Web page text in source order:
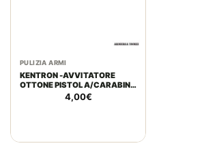
PULIZIA ARMI
KENTRON -AVVITATORE
OTTONE PISTOLA/CARABINA
4,00€